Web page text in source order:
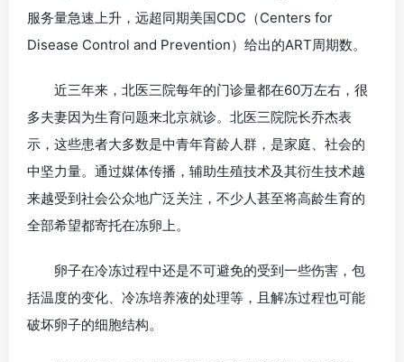
服务量急速上升，远超同期美国CDC（Centers for
Disease Control and Prevention）给出的ART周期数。
近三年来，北医三院每年的门诊量都在60万左右，很
多夫妻因为生育问题来北京就诊。北医三院院长乔杰表
示，这些患者大多数是中青年育龄人群，是家庭、社会的
中坚力量。通过媒体传播，辅助生殖技术及其衍生技术越
来越受到社会公众地广泛关注，不少人甚至将高龄生育的
全部希望都寄托在冻卵上。
卵子在冷冻过程中还是不可避免的受到一些伤害，包
括温度的变化、冷冻培养液的处理等，且解冻过程也可能
破坏卵子的细胞结构。